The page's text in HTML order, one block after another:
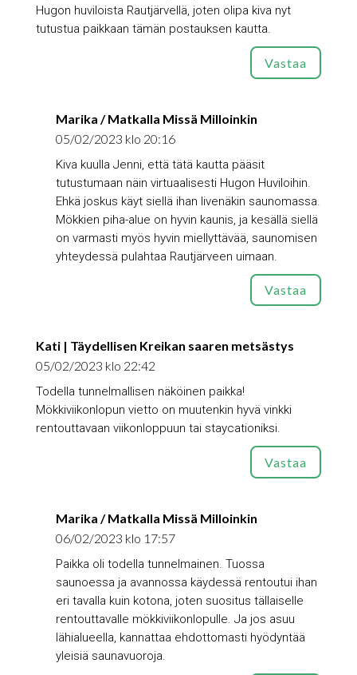
Hugon huviloista Rautjärvellä, joten olipa kiva nyt
tutustua paikkaan tämän postauksen kautta.
Vastaa
Marika / Matkalla Missä Milloinkin
05/02/2023 klo 20:16
Kiva kuulla Jenni, että tätä kautta pääsit
tutustumaan näin virtuaalisesti Hugon Huviloihin.
Ehkä joskus käyt siellä ihan livenäkin saunomassa.
Mökkien piha-alue on hyvin kaunis, ja kesällä siellä
on varmasti myös hyvin miellyttävää, saunomisen
yhteydessä pulahtaa Rautjärveen uimaan.
Vastaa
Kati | Täydellisen Kreikan saaren metsästys
05/02/2023 klo 22:42
Todella tunnelmallisen näköinen paikka!
Mökkiviikonlopun vietto on muutenkin hyvä vinkki
rentouttavaan viikonloppuun tai staycationiksi.
Vastaa
Marika / Matkalla Missä Milloinkin
06/02/2023 klo 17:57
Paikka oli todella tunnelmainen. Tuossa
saunoessa ja avannossa käydessä rentoutui ihan
eri tavalla kuin kotona, joten suositus tällaiselle
rentouttavalle mökkiviikonlopulle. Ja jos asuu
lähialueella, kannattaa ehdottomasti hyödyntää
yleisiä saunavuoroja.